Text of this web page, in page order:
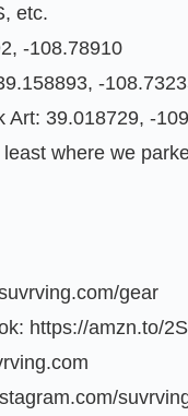
etc.
-108.78910
-
Art: 39.018729, -
where we
gear
https://amzn.to/